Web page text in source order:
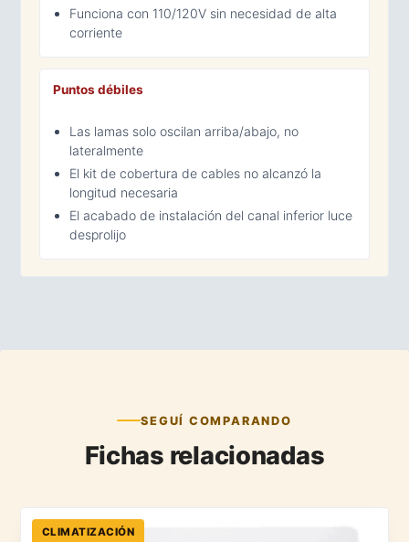
Funciona con 110/120V sin necesidad de alta
corriente
Puntos débiles
Las lamas solo oscilan arriba/abajo, no
lateralmente
El kit de cobertura de cables no alcanzó la
longitud necesaria
El acabado de instalación del canal inferior luce
desprolijo
SEGUÍ COMPARANDO
Fichas relacionadas
CLIMATIZACIÓN